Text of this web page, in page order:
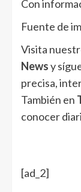
Con
Fuente de
Visita
Newsy
precisa,
También en
conocer
[ad_2]